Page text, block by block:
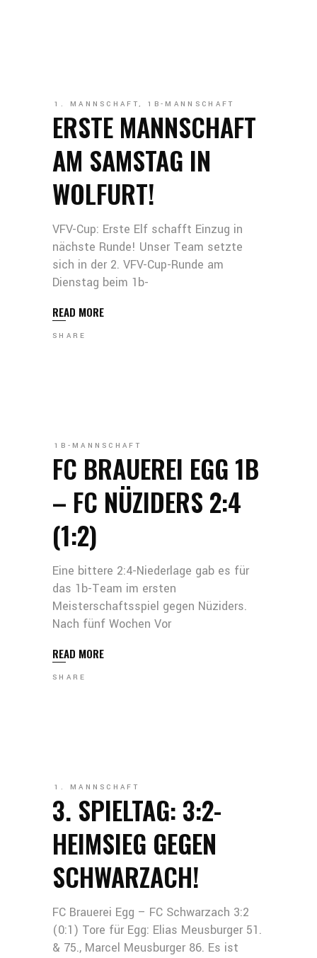
1. MANNSCHAFT , 1B-MANNSCHAFT
ERSTE MANNSCHAFT
AM SAMSTAG IN
WOLFURT!
VFV-Cup: Erste Elf schafft Einzug in
nächste Runde! Unser Team setzte
sich in der 2. VFV-Cup-Runde am
Dienstag beim 1b-
READ MORE
SHARE
1B-MANNSCHAFT
FC BRAUEREI EGG 1B
– FC NÜZIDERS 2:4
(1:2)
Eine bittere 2:4-Niederlage gab es für
das 1b-Team im ersten
Meisterschaftsspiel gegen Nüziders.
Nach fünf Wochen Vor
READ MORE
SHARE
1. MANNSCHAFT
3. SPIELTAG: 3:2-
HEIMSIEG GEGEN
SCHWARZACH!
FC Brauerei Egg – FC Schwarzach 3:2
(0:1) Tore für Egg: Elias Meusburger 51.
& 75., Marcel Meusburger 86. Es ist